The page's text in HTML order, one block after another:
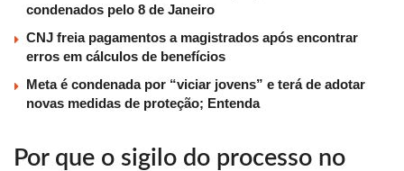
condenados pelo 8 de Janeiro
CNJ freia pagamentos a magistrados após encontrar
erros em cálculos de benefícios
Meta é condenada por “viciar jovens” e terá de adotar
novas medidas de proteção; Entenda
Por que o sigilo do processo no